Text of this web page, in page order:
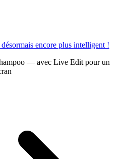
encore plus intelligent !
— avec Live Edit pour un